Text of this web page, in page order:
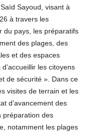
Sayoud, visant à
à travers les
du pays, les préparatifs
des plages, des
et des espaces
les citoyens
de sécurité ». Dans ce
visites de terrain et les
d’avancement des
préparation des
notamment les plages